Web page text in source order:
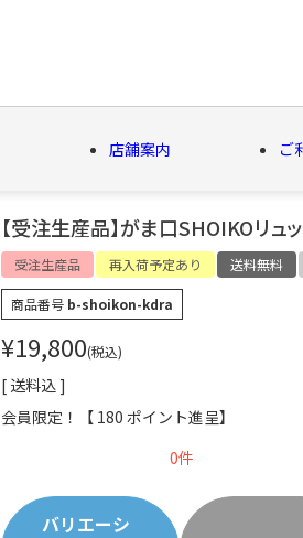
店舗案内 ご
シーズン品 キャラクター ブラ
【受注生産品】がま口SHOIKOリュッ
受注生産品 再入荷予定あり 送料無料
商品番号 b-shoikon-kdra
¥19,800 税込
送料込
会員限定！【 180 ポイント進呈】
0
バリエーシ